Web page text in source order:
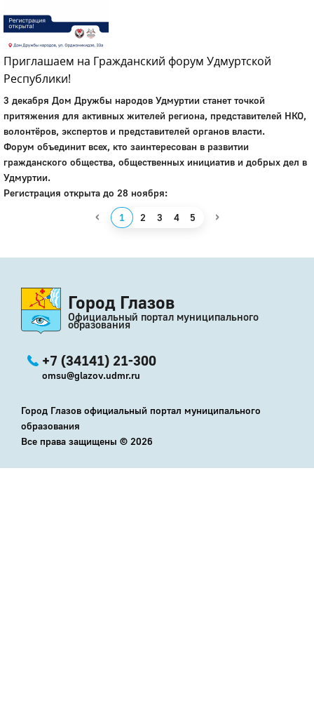
Приглашаем на Гражданский форум Удмуртской
Республики!
3 декабря Дом Дружбы народов Удмуртии станет точкой
притяжения для активных жителей региона, представителей НКО,
волонтёров, экспертов и представителей органов власти.
Форум объединит всех, кто заинтересован в развитии
гражданского общества, общественных инициатив и добрых дел в
Удмуртии.
Регистрация открыта до 28 ноября:
‹ 1 2 3 4 5 ›
Город Глазов
Официальный портал муниципального
образования
+7 (34141) 21-300
omsu@glazov.udmr.ru
Город Глазов официальный портал муниципального
образования
Все права защищены © 2026